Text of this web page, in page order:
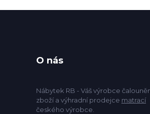
O nás
Nábytek RB - Váš výrobce
zboží a výhradní prodejce matrací
českého výrobce.